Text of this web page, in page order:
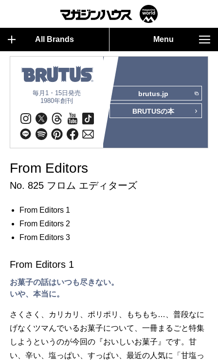
All Brands Menu
毎月1・15日発売
1980年創刊
brutus.jp
BRUTUSの本
From Editors
No. 825 フロム エディターズ
From Editors 1
From Editors 2
From Editors 3
From Editors 1
お菓子の話はいつも尽きない。
いや、本当に。
さくさく、カリカリ、ポリポリ、もちもち…、普段なに
げなくツマんでいるお菓子について、一冊まるごと特集
しようというのが今回の『おいしいお菓子』です。甘
い、辛い、塩っぱい、すっぱい、最近の人気に「甘塩っ